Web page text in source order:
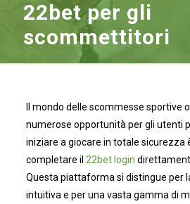
22bet per gli
scommettitori
Il mondo delle scommesse sportive
numerose opportunità per gli utenti
iniziare a giocare in totale sicurezza
completare il 22bet login
Questa piattaforma si distingue per
intuitiva e per una vasta gamma di